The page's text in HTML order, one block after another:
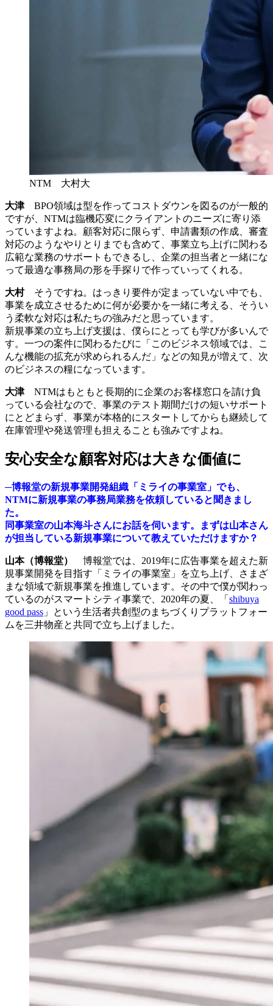
NTM 大村大
大津BPO領域は型を作ってコストダウンを図るのが一般的
ですが、NTMは臨機応変にクライアントのニーズに寄り添
っていますよね。顧客対応に限らず、申請書類の作成、審査
対応のようなやりとりまでも含めて、事業立ち上げに関わる
広範な業務のサポートもできるし、企業の担当者と一緒にな
って最適な事務局の形を手探りで作っていってくれる。
大村そうですね。はっきり要件が定まっていない中でも、
事業を成立させるために何が必要かを一緒に考える、そうい
う柔軟な対応は私たちの強みだと思っています。
新規事業の立ち上げ支援は、僕らにとっても学びが多いんで
す。一つの案件に関わるたびに「このビジネス領域では、こ
んな機能の拡充が求められるんだ」などの知見が増えて、次
のビジネスの糧になっています。
大津NTMはもともと長期的に企業のお客様窓口を請け負
っている会社なので、事業のテスト期間だけの短いサポート
にとどまらず、事業が本格的にスタートしてからも継続して
在庫管理や発送管理も担えることも強みですよね。
安心安全な顧客対応は大きな価値に
─博報堂の新規事業開発組織「ミライの事業室」でも、
NTMに新規事業の事務局業務を依頼していると聞きまし
た。
同事業室の山本海斗さんにお話を伺います。まずは山本さん
が担当している新規事業について教えていただけますか？
山本（博報堂）
博報堂では、2019年に広告事業を超えた新
規事業開発を目指す「ミライの事業室」を立ち上げ、さまざ
まな領域で新規事業を推進しています。その中で僕が関わっ
ているのがスマートシティ事業で、2020年の夏、「 shibuya
good pass 」という生活者共創型のまちづくりプラットフォー
ムを三井物産と共同で立ち上げました。